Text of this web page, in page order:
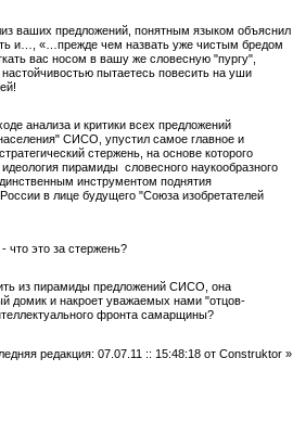
ваших предложений, понятным языком объяснил
и…, «…прежде чем назвать уже чистым бредом
вас носом в вашу же словесную "пургу",
пытаетесь повесить на уши
анализа и критики всех предложений
СИСО, упустил самое главное и
стержень, на основе которого
пирамиды словесного наукообразного
инструментом поднятия
в лице будущего "Союза изобретателей
что это за стержень?
из пирамиды предложений СИСО, она
домик и накроет уважаемых нами "отцов-
фронта самарщины?
редакция: 07.07.11 :: 15:48:18 от Construktor »